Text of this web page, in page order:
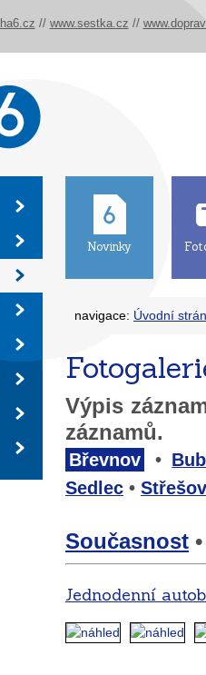
Novinky
navigace: Úvodní
Výpis
záznamů.
Břevnov •
Sedlec •
Současnost
Jednodenní
// www.sestka.cz //